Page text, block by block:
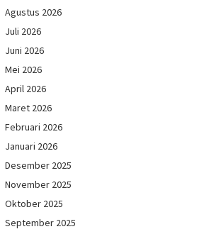
Agustus 2026
Juli 2026
Juni 2026
Mei 2026
April 2026
Maret 2026
Februari 2026
Januari 2026
Desember 2025
November 2025
Oktober 2025
September 2025